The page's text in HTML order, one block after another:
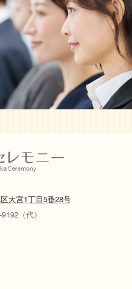
大宮1丁目5番28号
（代）